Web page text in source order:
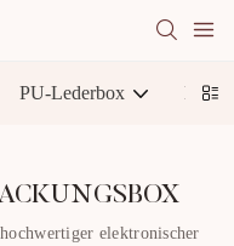
PU-Lederbox
elektronischer